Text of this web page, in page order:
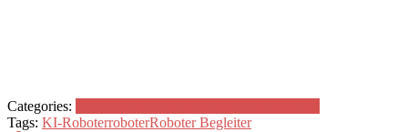
Categories:
Tags: KI-RoboterroboterRoboter Begleiter